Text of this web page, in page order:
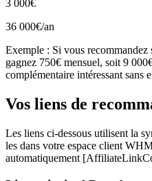
3 000€
36 000€/an
Exemple : Si vous
gagnez 750€ mensuel, soit 9
complémentaire intéressant sans
Vos liens de
Les liens ci-dessous utilisent la
les dans votre espace client
automatiquement